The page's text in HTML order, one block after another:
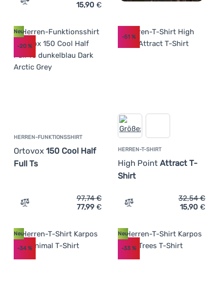
Zum Vergleich 'Herren T-Shirt High Point Bounce T-
15,90 €
HERREN-FUNKTIONSSHIRT
Ortovox 150 Cool Half
Full Ts
Neu
-20 %
Zum Vergleich 'Herren-Funktionsshirt Ortovox 150
97,74€
77,99 €
HERREN-T-SHIRT
High Point Attract T-
Shirt
-51%
Zum Vergleich 'Herren-
32,54€
15,90 €
Neu
-34 %
Neu
-33%